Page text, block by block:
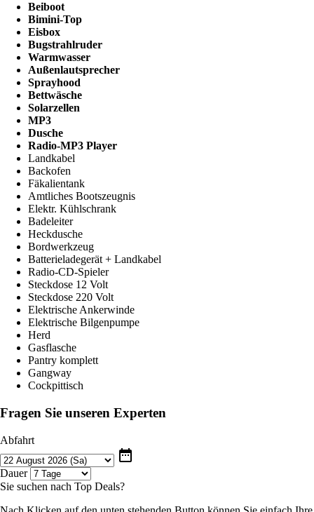
Beiboot
Bimini-Top
Eisbox
Bugstrahlruder
Warmwasser
Außenlautsprecher
Sprayhood
Bettwäsche
Solarzellen
MP3
Dusche
Radio-MP3 Player
Landkabel
Backofen
Fäkalientank
Amtliches Bootszeugnis
Elektr. Kühlschrank
Badeleiter
Heckdusche
Bordwerkzeug
Batterieladegerät + Landkabel
Radio-CD-Spieler
Steckdose 12 Volt
Steckdose 220 Volt
Elektrische Ankerwinde
Elektrische Bilgenpumpe
Herd
Gasflasche
Pantry komplett
Gangway
Cockpittisch
Fragen Sie unseren Experten
Abfahrt
date_range
Dauer
Sie suchen nach Top Deals?